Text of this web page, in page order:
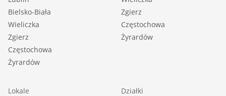
Bielsko-Biała
Wieliczka
Zgierz
Częstochowa
Żyrardów
Zgierz
Częstochowa
Żyrardów
Lokale
Działki